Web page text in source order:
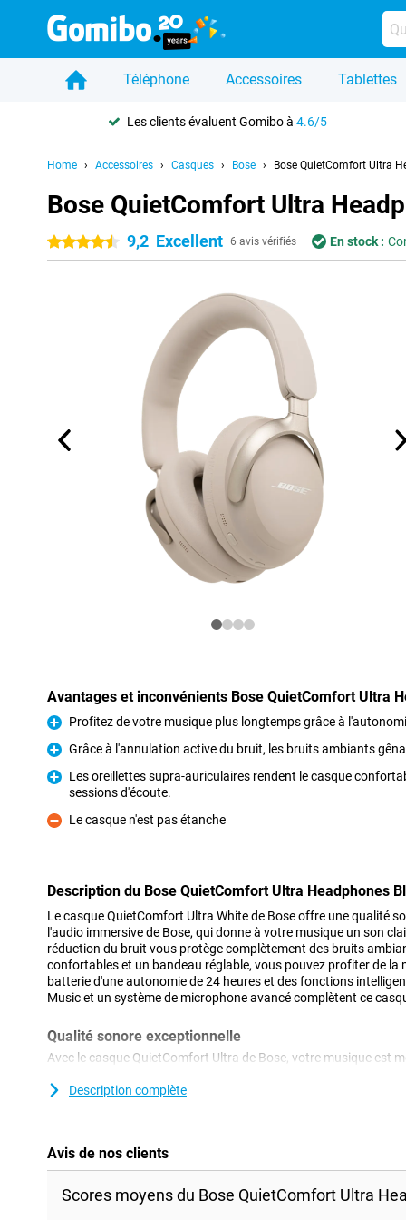
Téléphone Accessoires Tablettes
Les clients évaluent Gomibo à4.6/5
Home Accessoires Casques Bose Bose QuietComfort Ultra
Bose QuietComfort Ultra
4.5 étoiles
9,2 Excellent 6 avis vérifiés En stock :
Avantages et inconvénients Bose QuietComfort Ultra
Pour
Profitez de votre musique plus longtemps grâce à
Pour
Grâce à l'annulation active du bruit, les bruits ambiants
Pour
Les oreillettes supra-auriculaires rendent le casque
sessions d'écoute.
Contre
Le casque n'est pas étanche
Description du Bose QuietComfort Ultra Headphones
Le casque QuietComfort Ultra White de Bose offre une qualité
l'audio immersive de Bose, qui donne à votre musique un son
réduction du bruit vous protège complètement des bruits
confortables et un bandeau réglable, vous pouvez profiter de la
batterie d'une autonomie de 24 heures et des fonctions
Music et un système de microphone avancé complètent ce
Qualité sonore exceptionnelle
Avec le casque QuietComfort Ultra de Bose, votre musique est
d'entendre chaque note et chaque détail comme si vous étiez
Ne vous laissez pas distraire par les bruits environnants. La
pouvez même régler le niveau de réduction du bruit via
Description complète
Avis de nos clients
Scores moyens du Bose QuietComfort Ultra